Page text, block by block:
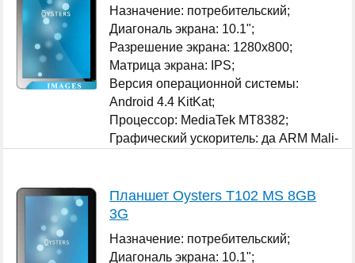
Назначение: потребительский;
Диагональ экрана: 10.1";
Разрешение экрана: 1280x800;
Матрица экрана: IPS;
Версия операционной системы:
Android 4.4 KitKat;
Процессор: MediaTek MT8382;
Графический ускоритель: да ARM Mali-
Планшет Oysters T102 MS 8GB
3G
Назначение: потребительский;
Диагональ экрана: 10.1";